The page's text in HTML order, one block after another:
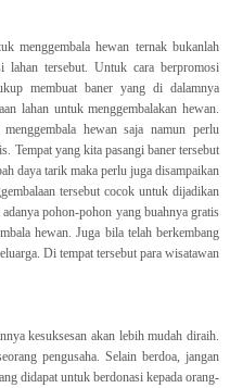
menggembala hewan ternak bukanlah
tersebut. Untuk cara berpromosi
membuat baner yang di dalamnya
lahan untuk menggembalakan hewan.
hewan saja namun perlu
Tempat yang kita pasangi baner tersebut
daya tarik maka perlu juga disampaikan
tersebut cocok untuk dijadikan
pohon-pohon yang buahnya gratis
hewan. Juga bila telah berkembang
Di tempat tersebut para wisatawan
kesuksesan akan lebih mudah diraih.
pengusaha. Selain berdoa, jangan
didapat untuk berdonasi kepada orang-